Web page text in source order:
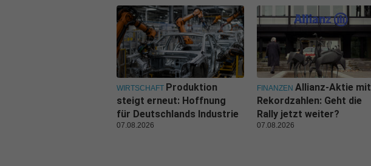
WIRTSCHAFT Produktion
steigt erneut: Hoffnung
für Deutschlands Industrie
07.08.2026
FINANZEN Allianz-Aktie mit
Rekordzahlen: Geht die
Rally jetzt weiter?
07.08.2026